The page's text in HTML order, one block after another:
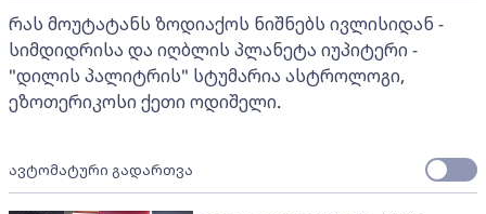
რას მოუტატანს ზოდიაქოს ნიშნებს ივლისიდან -
სიმდიდრისა და იღბლის პლანეტა იუპიტერი -
"დილის პალიტრის" სტუმარია ასტროლოგი,
ეზოთერიკოსი ქეთი ოდიშელი.
ავტომატური გადართვა